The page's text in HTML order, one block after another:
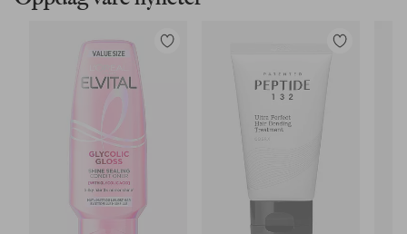
Legg
Legg